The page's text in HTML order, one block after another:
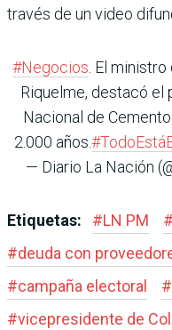
través de un video
#Negocios. El
Riquelme, destacó el
Nacional de
2.000 años.
— Diario La Nación
Etiquetas: #LN PM #
#deuda con
#campaña electoral #
#vicepresidente de